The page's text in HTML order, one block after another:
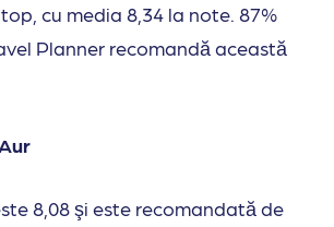
cu media 8,34 la note. 87%
Planner recomandă această
8,08 şi este recomandată de